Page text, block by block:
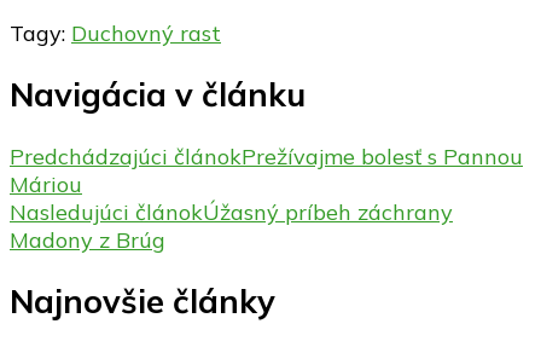
Tagy: Duchovný rast
Navigácia v článku
Predchádzajúci článokPrežívajme bolesť s Pannou
Máriou
Nasledujúci článokÚžasný príbeh záchrany
Madony z Brúg
Najnovšie články